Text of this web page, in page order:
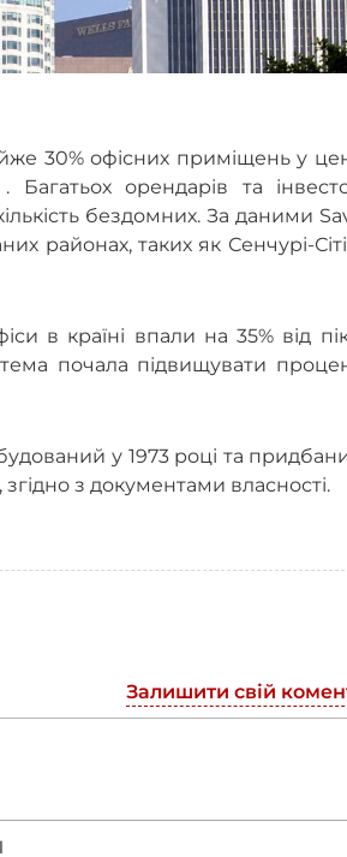
30% офісних приміщень у
орендарів та
бездомних. За даними
районах, таких як Сенчурі-
в країні впали на 35% від
почала підвищувати
у 1973 році та
з документами власності.
Залишити свій